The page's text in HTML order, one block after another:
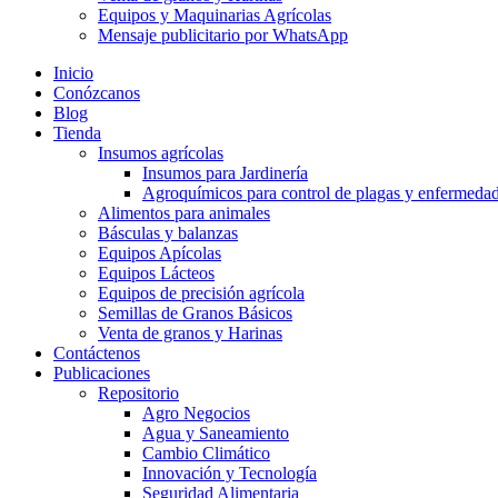
Equipos y Maquinarias Agrícolas
Mensaje publicitario por WhatsApp
Inicio
Conózcanos
Blog
Tienda
Insumos agrícolas
Insumos para Jardinería
Agroquímicos para control de plagas y
Alimentos para animales
Básculas y balanzas
Equipos Apícolas
Equipos Lácteos
Equipos de precisión agrícola
Semillas de Granos Básicos
Venta de granos y Harinas
Contáctenos
Publicaciones
Repositorio
Agro Negocios
Agua y Saneamiento
Cambio Climático
Innovación y Tecnología
Seguridad Alimentaria